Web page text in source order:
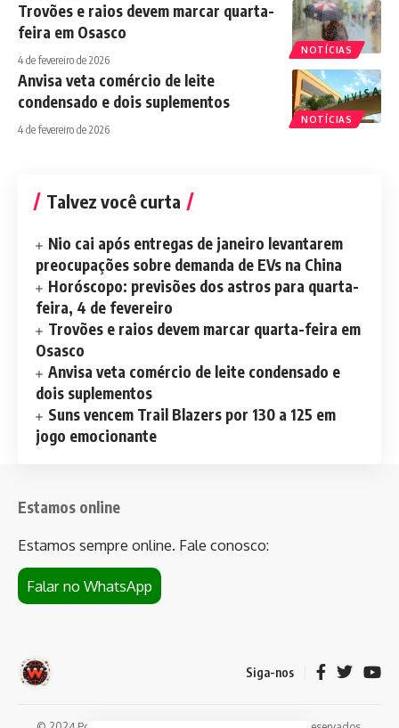
NOTÍCIAS
Trovões e raios devem marcar quarta-
feira em Osasco
4 de fevereiro de 2026
NOTÍCIAS
Anvisa veta comércio de leite
condensado e dois suplementos
4 de fevereiro de 2026
Talvez você curta
Nio cai após entregas de janeiro levantarem
preocupações sobre demanda de EVs na China
Horóscopo: previsões dos astros para quarta-
feira, 4 de fevereiro
Trovões e raios devem marcar quarta-feira em
Osasco
Anvisa veta comércio de leite condensado e
dois suplementos
Suns vencem Trail Blazers por 130 a 125 em
jogo emocionante
Estamos online
Estamos sempre online. Fale conosco:
Falar no WhatsApp
Siga-nos